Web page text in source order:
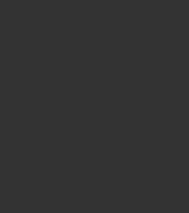
ОЧКИ SUBZERO